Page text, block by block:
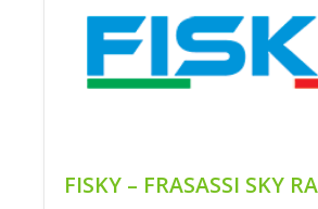
FISKY – FRASASSI SKY